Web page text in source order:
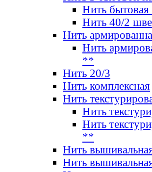
Нить бытовая
Нить 40/2
Нить
Нить
**
Нить 20/3
Нить комплексная
Нить
Нить
Нить
**
Нить
Нить